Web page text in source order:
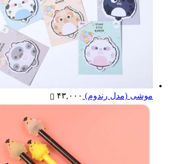
موشی (مدل رندوم) ۴۳,۰۰۰